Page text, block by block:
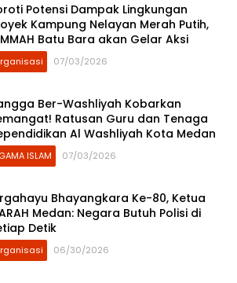
Potensi Dampak Lingkungan
Kampung Nelayan Merah Putih,
Batu Bara akan Gelar Aksi
07/03/2026
Ber-Washliyah Kobarkan
Ratusan Guru dan Tenaga
Al Washliyah Kota Medan
ISLAM 07/03/2026
Bhayangkara Ke-80, Ketua
Medan: Negara Butuh Polisi di
Detik
06/30/2026